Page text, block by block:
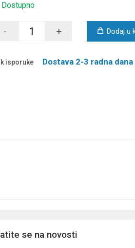
Dostupno
- + Dodaj u
isporuke Dostava 2-3 radna dana
se na novosti